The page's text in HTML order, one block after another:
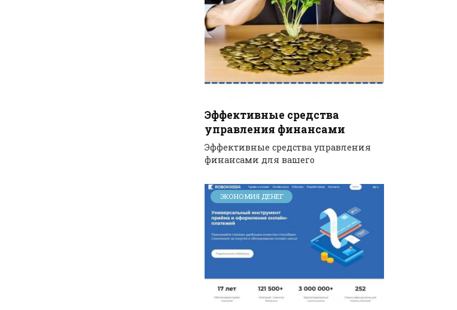
Эффективные средства
управления финансами
Эффективные средства управления
финансами для вашего
ЭКОНОМИЯ ДЕНЕГ